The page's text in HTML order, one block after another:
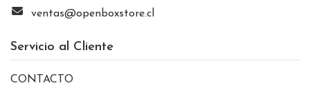
ventas@openboxstore.cl
Servicio al Cliente
CONTACTO